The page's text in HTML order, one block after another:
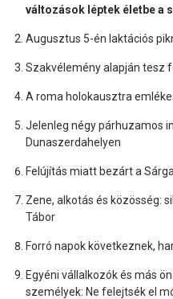
változások léptek életbe a
Augusztus 5-én laktációs
Szakvélemény alapján tesz
A roma holokausztra
Jelenleg négy párhuzamos
Dunaszerdahelyen
Felújítás miatt bezárt a
Zene, alkotás és közösség:
Tábor
Forró napok következnek,
Egyéni vállalkozók és más
személyek: Ne felejtsék el